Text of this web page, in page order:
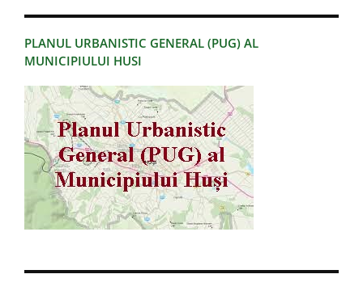
PLANUL URBANISTIC GENERAL (PUG) AL
MUNICIPIULUI HUSI